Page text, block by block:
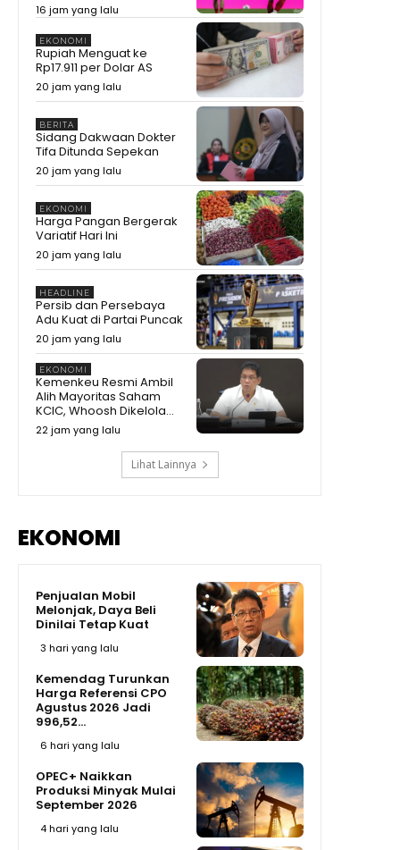
16 jam yang lalu
EKONOMI
Rupiah Menguat ke
Rp17.911 per Dolar AS
20 jam yang lalu
BERITA
Sidang Dakwaan Dokter
Tifa Ditunda Sepekan
20 jam yang lalu
EKONOMI
Harga Pangan Bergerak
Variatif Hari Ini
20 jam yang lalu
HEADLINE
Persib dan Persebaya
Adu Kuat di Partai Puncak
20 jam yang lalu
EKONOMI
Kemenkeu Resmi Ambil
Alih Mayoritas Saham
KCIC, Whoosh Dikelola...
22 jam yang lalu
Lihat Lainnya
EKONOMI
Penjualan Mobil
Melonjak, Daya Beli
Dinilai Tetap Kuat
3 hari yang lalu
Kemendag Turunkan
Harga Referensi CPO
Agustus 2026 Jadi
996,52...
6 hari yang lalu
OPEC+ Naikkan
Produksi Minyak Mulai
September 2026
4 hari yang lalu